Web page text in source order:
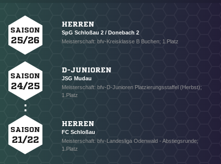
SAISON
25/26
HERREN
SpG Schloßau 2 / Donebach 2
Meisterschaft: bfv-Kreisklasse B Buchen; 1.Platz
SAISON
24/25
D-JUNIOREN
JSG Mudau
Meisterschaft: bfv-D-Junioren Platzierungsstaffel (Herbst);
1.Platz
SAISON
21/22
HERREN
FC Schloßau
Meisterschaft: bfv-Landesliga Odenwald - Abstiegsrunde;
1.Platz